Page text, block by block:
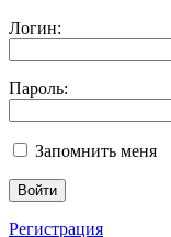
Логин:
Пароль:
Запомнить меня
Регистрация